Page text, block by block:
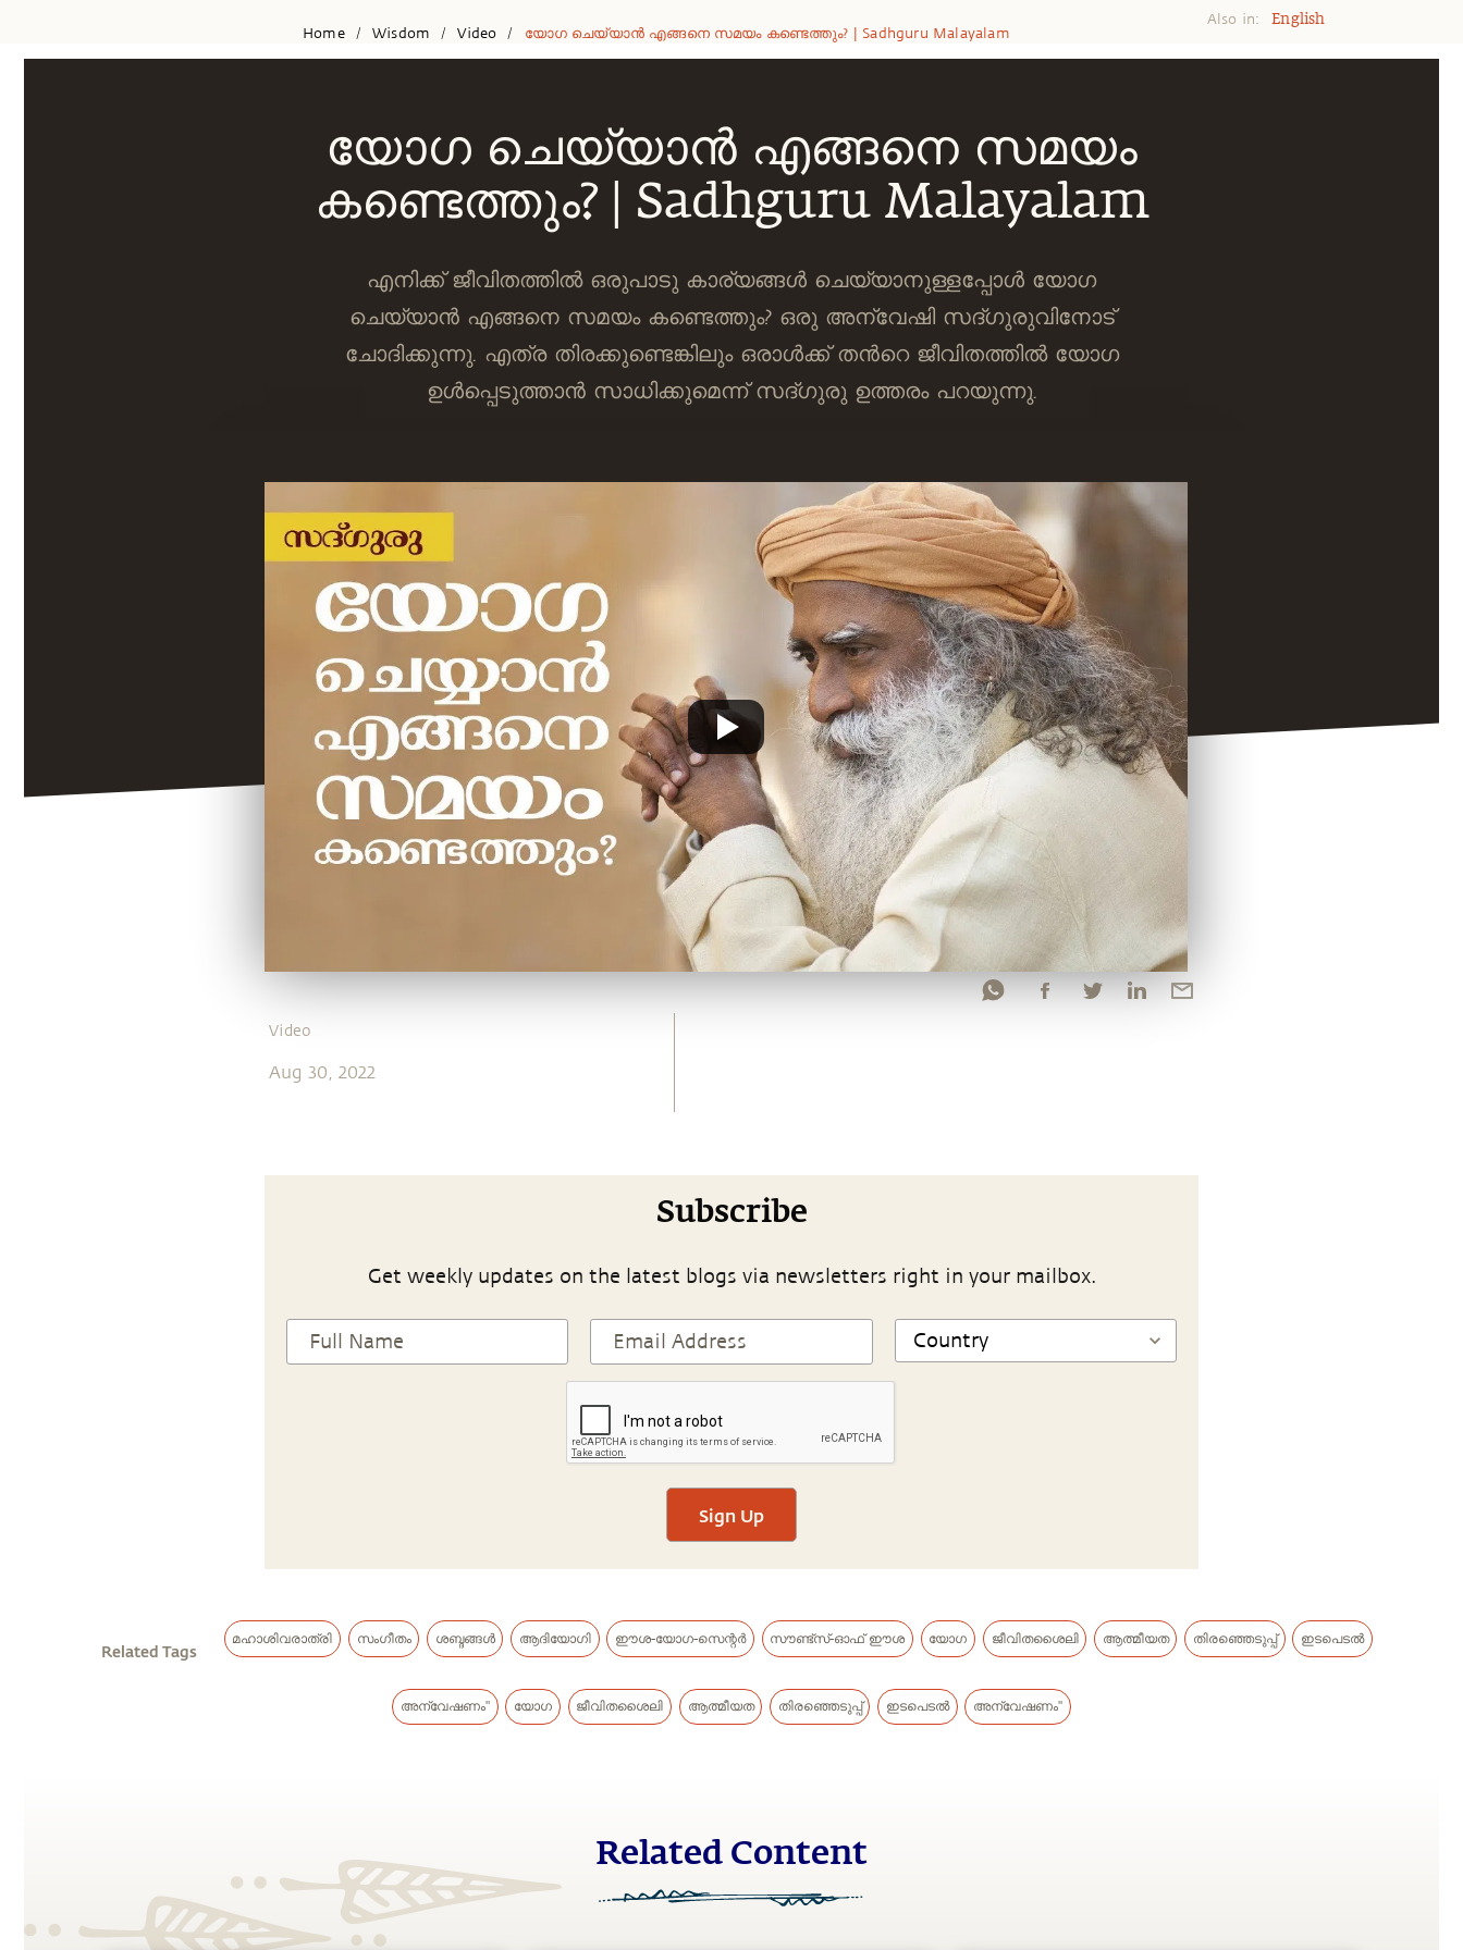
Home / Wisdom / Video / യോഗ ചെയ്യാന്‍ എങ്ങനെ സമയം കണ്ടെത്തും? | Sadhguru Malayalam
Also in: English
യോഗ ചെയ്യാന്‍ എങ്ങനെ സമയം
കണ്ടെത്തും? | Sadhguru Malayalam
എനിക്ക് ജീവിതത്തില്‍ ഒരുപാടു കാര്യങ്ങള്‍ ചെയ്യാനുള്ളപ്പോള്‍ യോഗ
ചെയ്യാന്‍ എങ്ങനെ സമയം കണ്ടെത്തും? ഒരു അന്വേഷി സദ്ഗുരുവിനോട്
ചോദിക്കുന്നു. എത്ര തിരക്കുണ്ടെങ്കിലും ഒരാള്‍ക്ക് തന്‍റെ ജീവിതത്തില്‍ യോഗ
ഉള്‍പ്പെടുത്താന്‍ സാധിക്കുമെന്ന് സദ്ഗുരു ഉത്തരം പറയുന്നു.
Video
Aug 30, 2022
Subscribe
Get weekly updates on the latest blogs via newsletters right in your mailbox.
Sign Up
Related Tags
മഹാശിവരാത്രി സംഗീതം ശബ്ദങ്ങൾ ആദിയോഗി ഈശ-യോഗ-സെന്റർ സൗണ്ട്സ്-ഓഫ് ഈശ യോഗ ജീവിതശൈലി ആത്മീയത തിരഞ്ഞെടുപ്പ് ഇടപെടൽ
അന്വേഷണം" യോഗ ജീവിതശൈലി ആത്മീയത തിരഞ്ഞെടുപ്പ് ഇടപെടൽ അന്വേഷണം"
Related Content